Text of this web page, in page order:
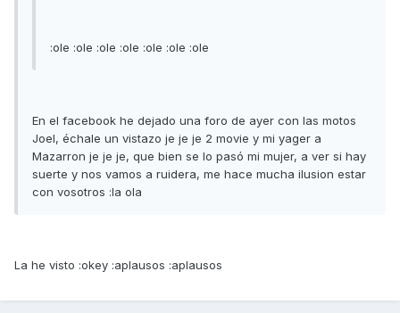
:ole :ole :ole :ole :ole :ole :ole
En el facebook he dejado una foro de ayer con las motos
Joel, échale un vistazo je je je 2 movie y mi yager a
Mazarron je je je, que bien se lo pasó mi mujer, a ver si hay
suerte y nos vamos a ruidera, me hace mucha ilusion estar
con vosotros :la ola
La he visto :okey :aplausos :aplausos